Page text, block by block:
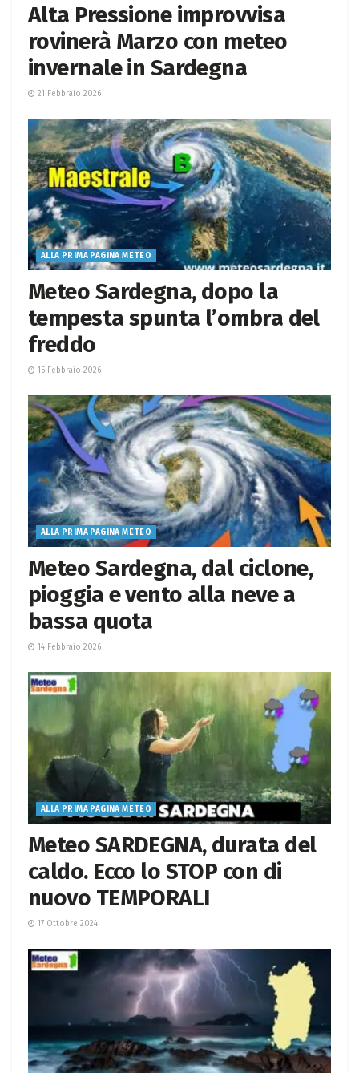
Alta Pressione improvvisa
rovinerà Marzo con meteo
invernale in Sardegna
21 Febbraio 2026
ALLA PRIMA PAGINA METEO
Meteo Sardegna, dopo la
tempesta spunta l’ombra del
freddo
15 Febbraio 2026
ALLA PRIMA PAGINA METEO
Meteo Sardegna, dal ciclone,
pioggia e vento alla neve a
bassa quota
14 Febbraio 2026
ALLA PRIMA PAGINA METEO
Meteo SARDEGNA, durata del
caldo. Ecco lo STOP con di
nuovo TEMPORALI
17 Ottobre 2024